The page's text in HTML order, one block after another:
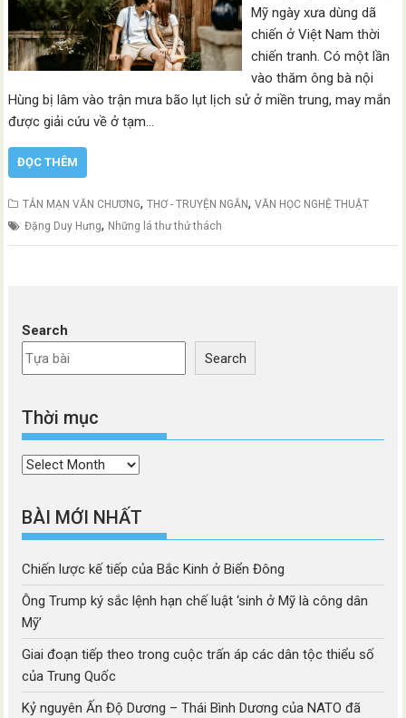
Mỹ ngày xưa dùng dã
chiến ở Việt Nam thời
chiến tranh. Có một lần
vào thăm ông bà nội
Hùng bị lâm vào trận mưa bão lụt lịch sử ở miền trung, may mắn
được giải cứu về ở tạm…
ĐỌC THÊM
TẢN MẠN VĂN CHƯƠNG,THƠ - TRUYỆN NGẮN,VĂN HỌC NGHỆ THUẬT
Đặng Duy Hưng, Những lá thư thử thách
Search
Search
Thời mục
Thời
BÀI MỚI NHẤT
Chiến lược kế tiếp của Bắc Kinh ở Biển Đông
Ông Trump ký sắc lệnh hạn chế luật ‘sinh ở Mỹ là công dân
Mỹ’
Giai đoạn tiếp theo trong cuộc trấn áp các dân tộc thiểu số
của Trung Quốc
Kỷ nguyên Ấn Độ Dương – Thái Bình Dương của NATO đã